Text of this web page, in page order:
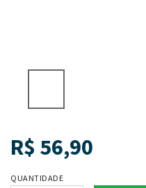
R$ 56,90
QUANTIDADE